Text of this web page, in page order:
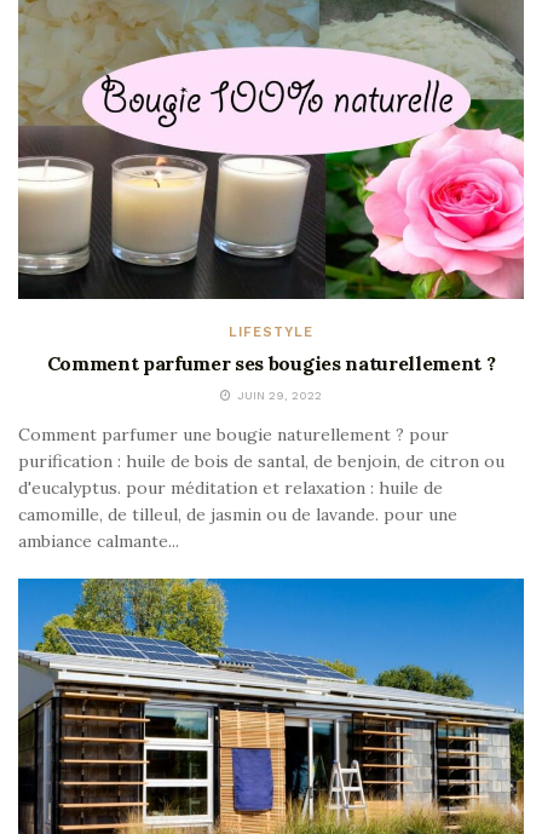
LIFESTYLE
Comment parfumer ses bougies naturellement ?
JUIN 29, 2022
Comment parfumer une bougie naturellement ? pour
purification : huile de bois de santal, de benjoin, de citron ou
d'eucalyptus. pour méditation et relaxation : huile de
camomille, de tilleul, de jasmin ou de lavande. pour une
ambiance calmante...